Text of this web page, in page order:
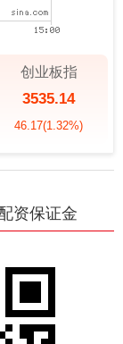
创业板指
3535.14
46.17(1.32%)
资保证金